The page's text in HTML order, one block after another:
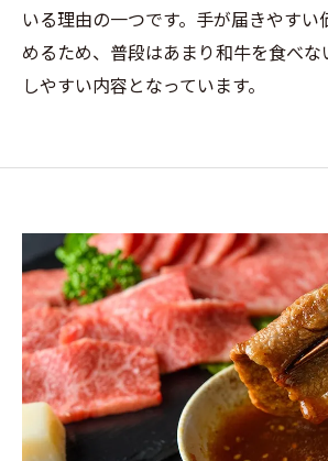
いる理由の一つです。手が届きやすい
めるため、普段はあまり和牛を食べな
しやすい内容となっています。